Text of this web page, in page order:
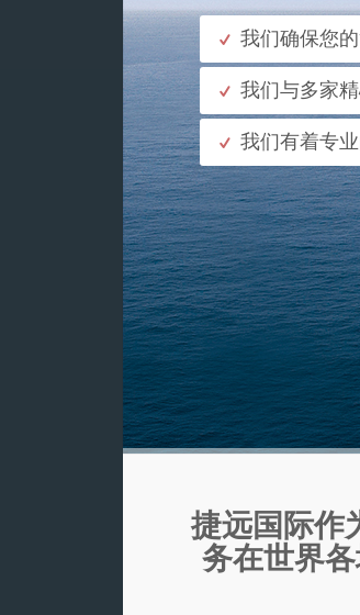
我们确保您
我们与多家
我们有着专
了解更多
捷远国际作
务在世界